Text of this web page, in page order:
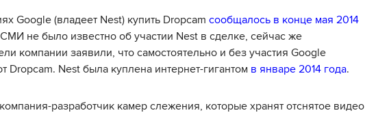
Google (владеет Nest) купить Dropcam сообщалось в конце мая 2014
СМИ не было известно об участии Nest в сделке, сейчас же
компании заявили, что самостоятельно и без участия Google
Dropcam. Nest была куплена интернет-гигантом в январе 2014 года.
разработчик камер слежения, которые хранят отснятое видео